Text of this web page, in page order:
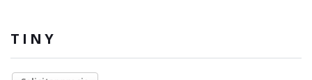
TINY